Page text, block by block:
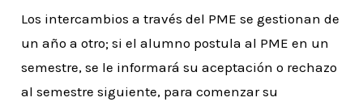
Los intercambios a través del PME se gestionan de
un año a otro; si el alumno postula al PME en un
semestre, se le informará su aceptación o rechazo
al semestre siguiente, para comenzar su